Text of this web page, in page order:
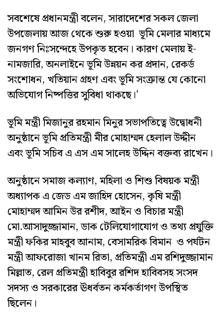
সবশেষে প্রধানমন্ত্রী বলেন, সারাদেশের সকল জেলা
উপজেলায় আজ থেকে শুরু হওয়া ভূমি মেলার মাধ্যমে
জনগণ নিঃসন্দেহে উপকৃত হবেন। কারণ মেলায় ই-
নামজারি, অনলাইনে ভূমি উন্নয়ন কর প্রদান, রেকর্ড
সংশোধন, খতিয়ান গ্রহণ এবং ভূমি সংক্রান্ত যে কোনো
অভিযোগ নিষ্পত্তির সুবিধা থাকছে।'
ভূমি মন্ত্রী মিজানুর রহমান মিনুর সভাপতিত্বে উদ্বোধনী
অনুষ্ঠানে ভূমি প্রতিমন্ত্রী মীর মোহাম্মদ হেলাল উদ্দীন
এবং ভূমি সচিব এ এস এম সালেহ উদ্দিন বক্তব্য রাখেন।
অনুষ্ঠানে সমাজ কল্যাণ, মহিলা ও শিশু বিষয়ক মন্ত্রী
অধ্যাপক এ জেড এম জাহিদ হোসেন, কৃষি মন্ত্রী
মোহাম্মদ আমিন উর রশীদ, আইন ও বিচার মন্ত্রী
মো.আসাদুজ্জামান, ডাক টেলিযোগাযোগ ও তথ্য প্রযুক্তি
মন্ত্রী ফকির মাহবুব আনাম, বেসামরিক বিমান ও পর্যটন
মন্ত্রী আফরোজা খানম রিতা, প্রতিমন্ত্রী এম রশিদুজ্জামান
মিল্লাত, রেল প্রতিমন্ত্রী হাবিবুর রশিদ হাবিবসহ সংসদ
সদস্য ও সরকারের ঊধর্বতন কর্মকর্তাগণ উপস্থিত
ছিলেন।